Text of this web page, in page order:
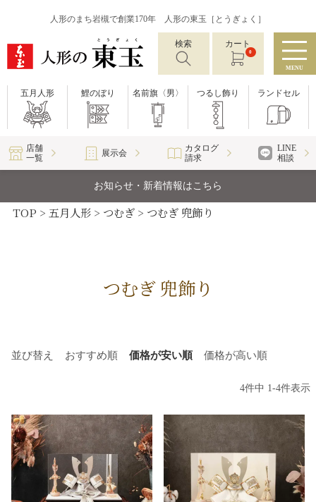
人形のまち岩槻で創業170年 人形の東玉［とうぎょく］
検索 カート
0
MENU
五月人形 鯉のぼり 名前旗〈男〉 つるし飾り ランドセル
店舗
一覧
展示会
カタログ
請求
LINE
相談
お知らせ・新着情報はこちら
TOP 五月人形 つむぎ つむぎ 兜飾り
つむぎ 兜飾り
並び替え おすすめ順 価格が安い順 価格が高い順
4件中 1-4件表示